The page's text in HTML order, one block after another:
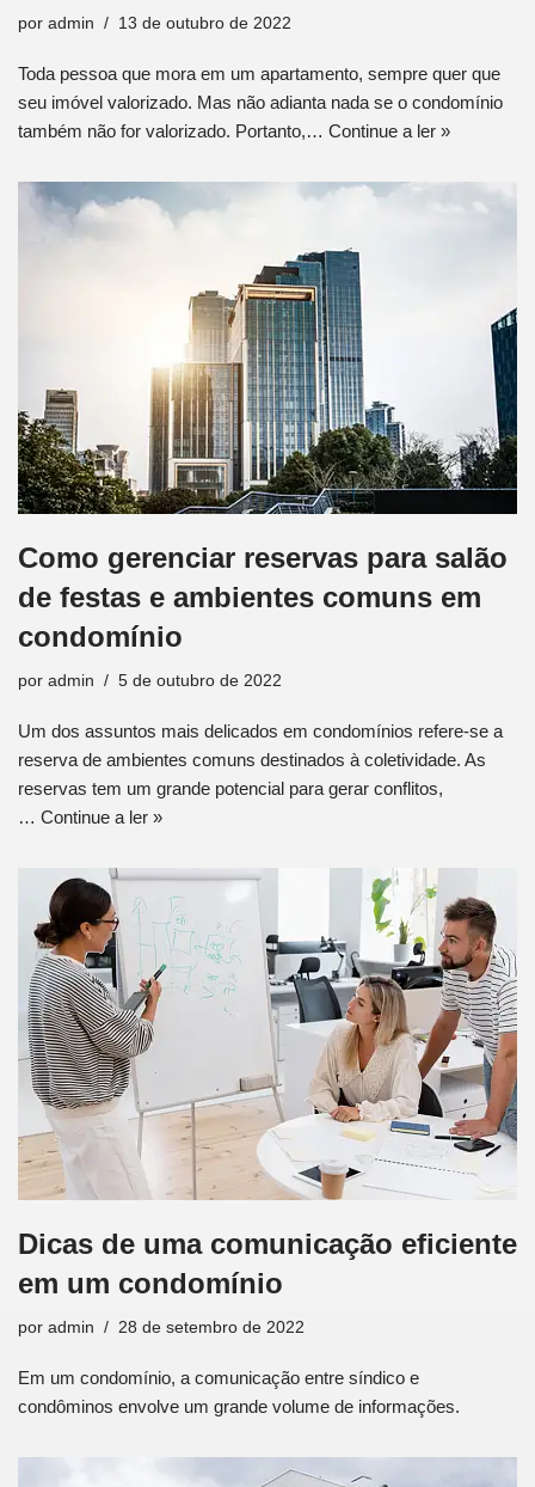
por admin 13 de outubro de 2022
Toda pessoa que mora em um apartamento, sempre quer que
seu imóvel valorizado. Mas não adianta nada se o condomínio
também não for valorizado. Portanto,… Continue a ler »
Como gerenciar reservas para salão
de festas e ambientes comuns em
condomínio
por admin 5 de outubro de 2022
Um dos assuntos mais delicados em condomínios refere-se a
reserva de ambientes comuns destinados à coletividade. As
reservas tem um grande potencial para gerar conflitos,
… Continue a ler »
Dicas de uma comunicação eficiente
em um condomínio
por admin 28 de setembro de 2022
Em um condomínio, a comunicação entre síndico e
condôminos envolve um grande volume de informações.